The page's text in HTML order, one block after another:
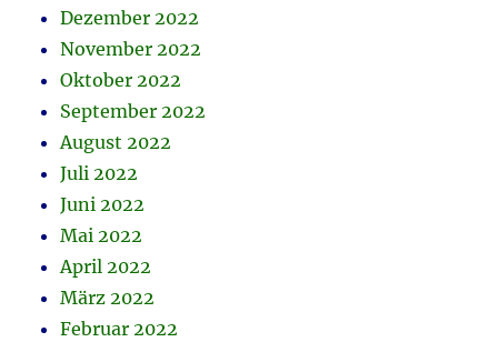
Dezember 2022
November 2022
Oktober 2022
September 2022
August 2022
Juli 2022
Juni 2022
Mai 2022
April 2022
März 2022
Februar 2022